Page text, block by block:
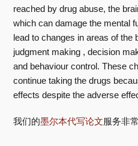
reached by drug abuse, the
which can damage the mental
lead to changes in areas of the
judgment making , decision
and behaviour control. These
continue taking the drugs
effects despite the adverse
我们的墨尔本代写论文服务非